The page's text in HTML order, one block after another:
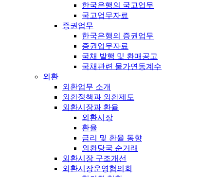
한국은행의 국고업무
국고업무자료
증권업무
한국은행의 증권업무
증권업무자료
국채 발행 및 환매공고
국채관련 물가연동계수
외환
외환업무 소개
외환정책과 외환제도
외환시장과 환율
외환시장
환율
금리 및 환율 동향
외환당국 순거래
외환시장 구조개선
외환시장운영협의회